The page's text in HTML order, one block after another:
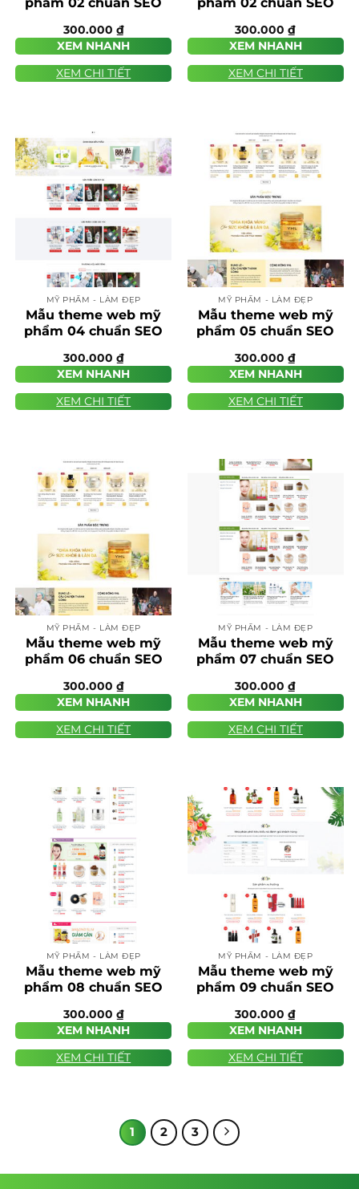
phẩm 02 chuẩn SEO
300.000 ₫
XEM NHANH
XEM CHI TIẾT
phẩm 02 chuẩn SEO
300.000₫
XEM NHANH
XEM CHI TIẾT
MỸ PHẨM - LÀM ĐẸP
Mẫu theme web mỹ
phẩm 04 chuẩn SEO
300.000 ₫
XEM NHANH
XEM CHI TIẾT
MỸ PHẨM - LÀM ĐẸP
Mẫu theme web mỹ
phẩm 05 chuẩn SEO
300.000₫
XEM NHANH
XEM CHI TIẾT
MỸ PHẨM - LÀM ĐẸP
Mẫu theme web mỹ
phẩm 06 chuẩn SEO
300.000 ₫
XEM NHANH
XEM CHI TIẾT
MỸ PHẨM - LÀM ĐẸP
Mẫu theme web mỹ
phẩm 07 chuẩn SEO
300.000₫
XEM NHANH
XEM CHI TIẾT
MỸ PHẨM - LÀM ĐẸP
Mẫu theme web mỹ
phẩm 08 chuẩn SEO
300.000 ₫
XEM NHANH
XEM CHI TIẾT
MỸ PHẨM - LÀM ĐẸP
Mẫu theme web mỹ
phẩm 09 chuẩn SEO
300.000₫
XEM NHANH
XEM CHI TIẾT
1 2 3